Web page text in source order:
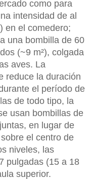
como para
intensidad de al
en el comedero;
una bombilla de 60
(~9 m²), colgada
aves. La
reduce la duración
el período de
de todo tipo, la
usan bombillas de
en lugar de
el centro de
niveles, las
pulgadas (15 a 18
superior.